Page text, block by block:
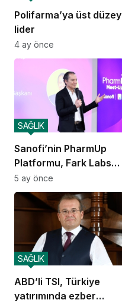
Polifarma’ya üst düzey
lider
4 ay önce
Sanofi’nin PharmUp
Platformu, Fark Labs
ile buluştu
SAĞLIK
5 ay önce
ABD’li TSI, Türkiye
yatırımında ezber
SAĞLIK